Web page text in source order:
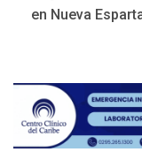
en Nueva